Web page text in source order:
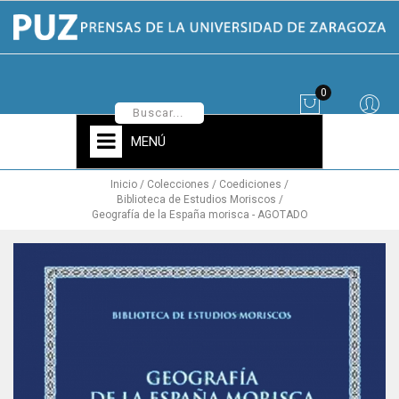
0
MENÚ
Inicio Colecciones
Coediciones
Biblioteca de Estudios Moriscos
Geografía de la España morisca - AGOTADO